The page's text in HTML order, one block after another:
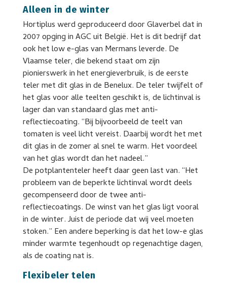
Alleen in de winter
Hortiplus werd geproduceerd door Glaverbel dat in
2007 opging in AGC uit België. Het is dit bedrijf dat
ook het low e-glas van Mermans leverde. De
Vlaamse teler, die bekend staat om zijn
pionierswerk in het energieverbruik, is de eerste
teler met dit glas in de Benelux. De teler twijfelt of
het glas voor alle teelten geschikt is, de lichtinval is
lager dan van standaard glas met anti-
reflectiecoating. “Bij bijvoorbeeld de teelt van
tomaten is veel licht vereist. Daarbij wordt het met
dit glas in de zomer al snel te warm. Het voordeel
van het glas wordt dan het nadeel.”
De potplantenteler heeft daar geen last van. “Het
probleem van de beperkte lichtinval wordt deels
gecompenseerd door de twee anti-
reflectiecoatings. De winst van het glas ligt vooral
in de winter. Juist de periode dat wij veel moeten
stoken.” Een andere beperking is dat het low-e glas
minder warmte tegenhoudt op regenachtige dagen,
als de coating nat is.
Flexibeler telen